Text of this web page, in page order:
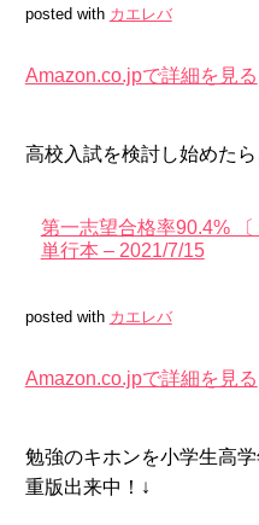
posted with カエレバ
Amazon.co.jpで詳細を見る
高校入試を検討し始めた
第一志望合格率90.4%
単行本 – 2021/7/15
posted with カエレバ
Amazon.co.jpで詳細を見る
勉強のキホンを小学生高
重版出来中！↓